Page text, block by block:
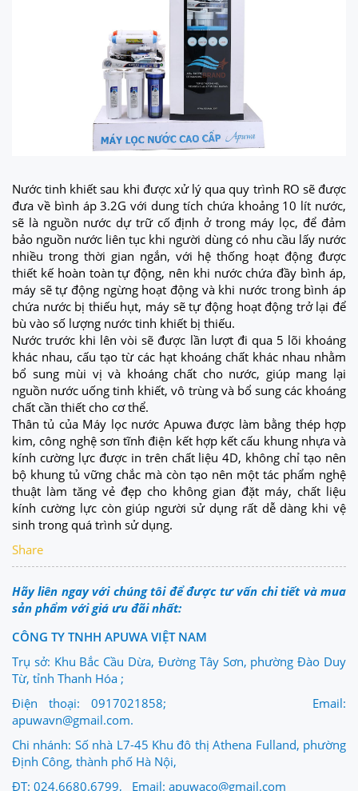
Nước tinh khiết sau khi được xử lý qua quy trình RO sẽ được
đưa về bình áp 3.2G với dung tích chứa khoảng 10 lít nước,
sẽ là nguồn nước dự trữ cố định ở trong máy lọc, để đảm
bảo nguồn nước liên tục khi người dùng có nhu cầu lấy nước
nhiều trong thời gian ngắn, với hệ thống hoạt động được
thiết kế hoàn toàn tự động, nên khi nước chứa đầy bình áp,
máy sẽ tự động ngừng hoạt động và khi nước trong bình áp
chứa nước bị thiếu hụt, máy sẽ tự động hoạt động trở lại để
bù vào số lượng nước tinh khiết bị thiếu.
Nước trước khi lên vòi sẽ được lần lượt đi qua 5 lõi khoáng
khác nhau, cấu tạo từ các hạt khoáng chất khác nhau nhằm
bổ sung mùi vị và khoáng chất cho nước, giúp mang lại
nguồn nước uống tinh khiết, vô trùng và bổ sung các khoáng
chất cần thiết cho cơ thể.
Thân tủ của Máy lọc nước Apuwa được làm bằng thép hợp
kim, công nghệ sơn tĩnh điện kết hợp kết cấu khung nhựa và
kính cường lực được in trên chất liệu 4D, không chỉ tạo nên
bộ khung tủ vững chắc mà còn tạo nên một tác phẩm nghệ
thuật làm tăng vẻ đẹp cho không gian đặt máy, chất liệu
kính cường lực còn giúp người sử dụng rất dễ dàng khi vệ
sinh trong quá trình sử dụng.
Share
Hãy liên ngay với chúng tôi để được tư vấn chi tiết và mua
sản phẩm với giá ưu đãi nhất:
CÔNG TY TNHH APUWA VIỆT NAM
Trụ sở: Khu Bắc Cầu Dừa, Đường Tây Sơn, phường Đào Duy
Từ, tỉnh Thanh Hóa ;
Điện thoại: 0917021858; Email:
apuwavn@gmail.com.
Chi nhánh: Số nhà L7-45 Khu đô thị Athena Fulland, phường
Định Công, thành phố Hà Nội,
ĐT: 024.6680.6799, Email: apuwaco@gmail.com